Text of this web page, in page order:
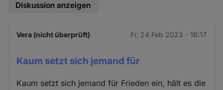
Diskussion anzeigen
Vera (nicht überprüft) Fr. 24 Feb 2023 - 16:17
Kaum setzt sich jemand für
Kaum setzt sich jemand für Frieden ein, hält es die